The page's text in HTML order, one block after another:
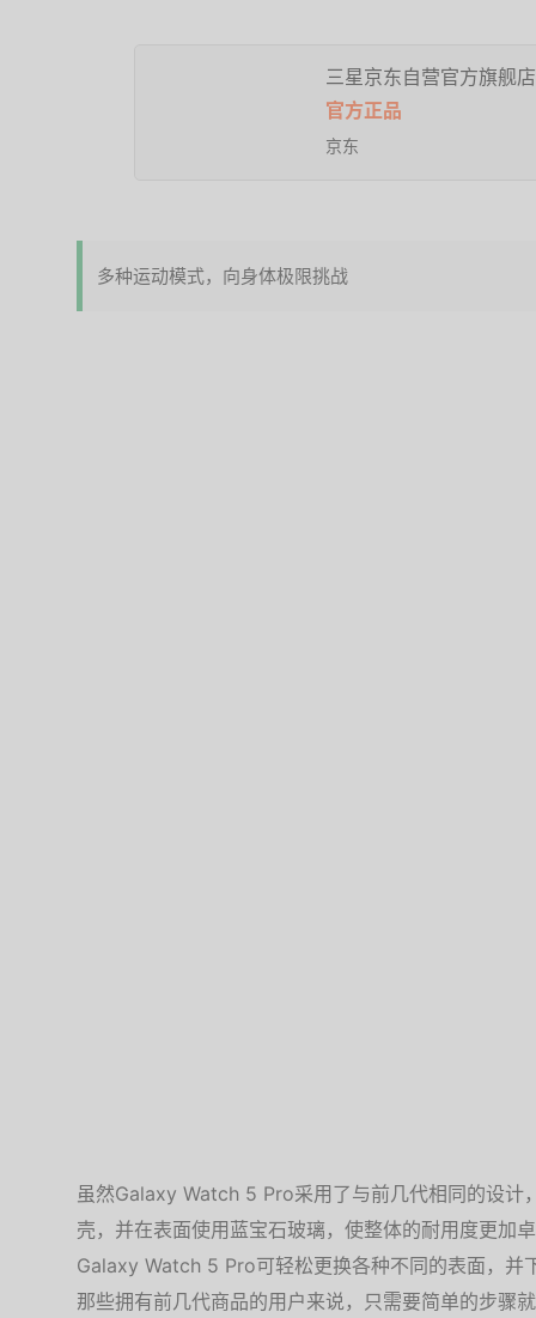
三星京东自营官方旗舰店
官方正品
京东
多种运动模式，向身体极限挑战
虽然Galaxy Watch 5 Pro采用了与前几代相同的设计
壳，并在表面使用蓝宝石玻璃，使整体的耐用度更加
Galaxy Watch 5 Pro可轻松更换各种不同的表面，
那些拥有前几代商品的用户来说，只需要简单的步骤